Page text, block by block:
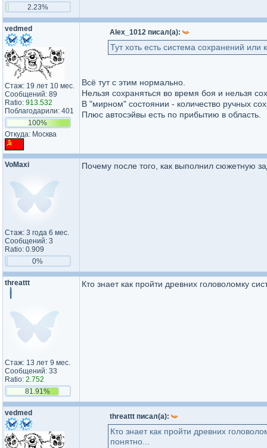
2.23%
vedmed
Стаж: 19 лет 10 мес.
Сообщений: 89
Ratio: 913.532
Поблагодарили: 401
100%
Откуда: Москва
Alex_1012 писал(а):
Тут хоть есть система сохранений
Всё тут с этим нормально.
Нельзя сохраняться во время боя и нельзя
В "мирном" состоянии - количество ручных
Плюс автосэйвы есть по прибытию в область.
VoMaxi
Стаж: 3 года 6 мес.
Сообщений: 3
Ratio: 0.909
0%
Почему после того, как выполнил сюжетную
threattt
Стаж: 13 лет 9 мес.
Сообщений: 33
Ratio: 2.752
81.91%
Кто знает как пройти древних головоломку
vedmed threattt писал(а):
Кто знает как пройти древних
понятно...